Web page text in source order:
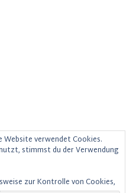
Website verwendet Cookies.
stimmst du der Verwendung
zur Kontrolle von Cookies,